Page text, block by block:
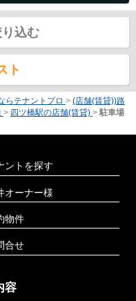
込む
ト
らテナントプロ > (店舗(賃貸))路
> 四ツ橋駅の店舗(賃貸) > 駐車場
ントを探す
オーナー様
物件
合せ
容